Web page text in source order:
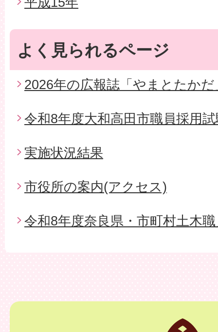
よく見られるページ
2026年の広報誌「やまとたかだ
令和8年度大和高田市職員採用
実施状況結果
市役所の案内(アクセス)
令和8年度奈良県・市町村土木